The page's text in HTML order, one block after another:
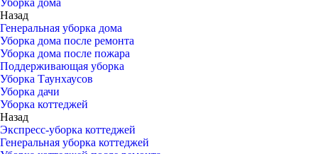
Уборка дома
Назад
Генеральная уборка дома
Уборка дома после ремонта
Уборка дома после пожара
Поддерживающая уборка
Уборка Таунхаусов
Уборка дачи
Уборка коттеджей
Назад
Экспресс-уборка коттеджей
Генеральная уборка коттеджей